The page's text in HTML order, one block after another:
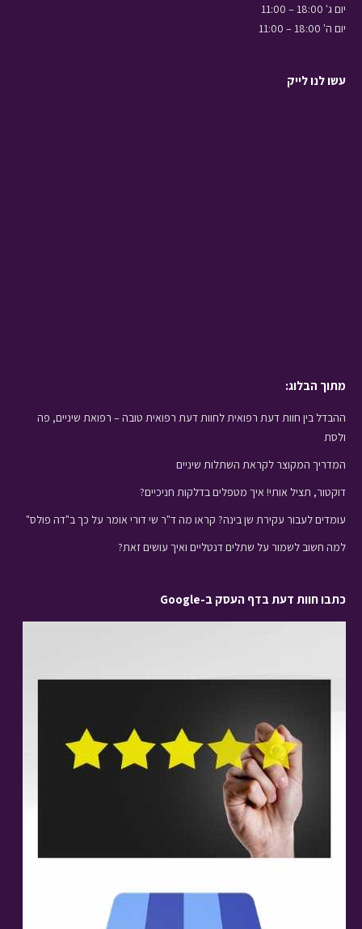
יום ג' 18:00 – 11:00
יום ה' 18:00 – 11:00
עשו לנו לייק
מתוך הבלוג:
ההבדל בין חוות דעת רפואית לחוות דעת רפואית טובה – רפואת שיניים, פה
ולסת
המדריך המקוצר לקראת השתלות שיניים
דוקטור, תציל אותי! איך מטפלים בדלקות חניכיים?
עומדים לעבור עקירת שן בינה? קראו מה ד"ר שי דורי אומר על כך ב"דה פולס"
למה חשוב לשמור על שתלים דנטליים ואיך עושים זאת?
כתבו חוות דעת בדף העסק ב-Google